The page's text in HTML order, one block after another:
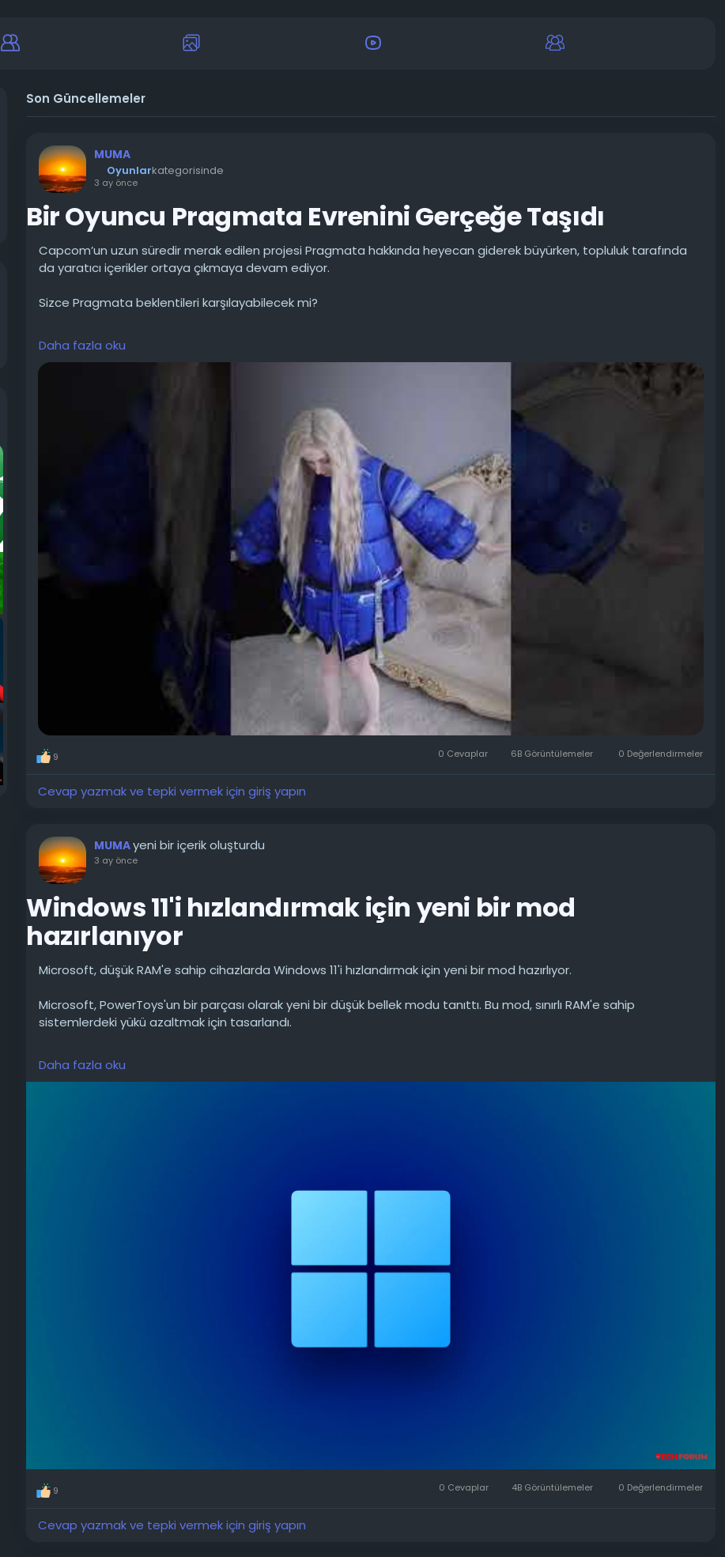
Son Güncellemeler
MUMA
Oyunlarkategorisinde
3 ay önce
Bir Oyuncu Pragmata Evrenini Gerçeğe Taşıdı
Capcom’un uzun süredir merak edilen projesi Pragmata hakkında heyecan giderek büyürken, topluluk tarafında
da yaratıcı içerikler ortaya çıkmaya devam ediyor.
Sizce Pragmata beklentileri karşılayabilecek mi?
#Pragmata #Cosplay
#Teknoloji #VideoGame
Daha fazla oku
9 0 Cevaplar 6B Görüntülemeler 0 Değerlendirmeler
Cevap yazmak ve tepki vermek için giriş yapın
MUMAyeni bir içerik oluşturdu
3 ay önce
Windows 11'i hızlandırmak için yeni bir mod
hazırlanıyor
Microsoft, düşük RAM'e sahip cihazlarda Windows 11'i hızlandırmak için yeni bir mod hazırlıyor.
Microsoft, PowerToys'un bir parçası olarak yeni bir düşük bellek modu tanıttı. Bu mod, sınırlı RAM'e sahip
sistemlerdeki yükü azaltmak için tasarlandı.
Bu mod, PowerToys yardımcı programlarının etkin olmadıkları zaman arka planda çalışan işlemlerini otomatik
olarak kapatmalarına olanak tanır; bu işlemler genellikle hızlı program başlatmaları için sürdürülür. Bu modu
Düşük Bellek Modu etkinleştirildiğinde, PowerToys işlemleri etkin olmayan dönemlerde kapatılacaktır. Gerektiğinde,
Daha fazla oku
9 0 Cevaplar 4B Görüntülemeler 0 Değerlendirmeler
Cevap yazmak ve tepki vermek için giriş yapın